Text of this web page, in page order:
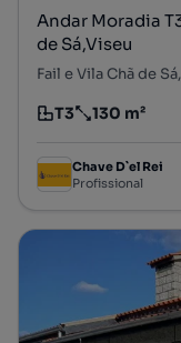
Andar Moradia
de Sá,Viseu
Fail e Vila Chã de
Tipologia
T3
Preço por metro
130 m²
Chave D`el Rei
Profissional